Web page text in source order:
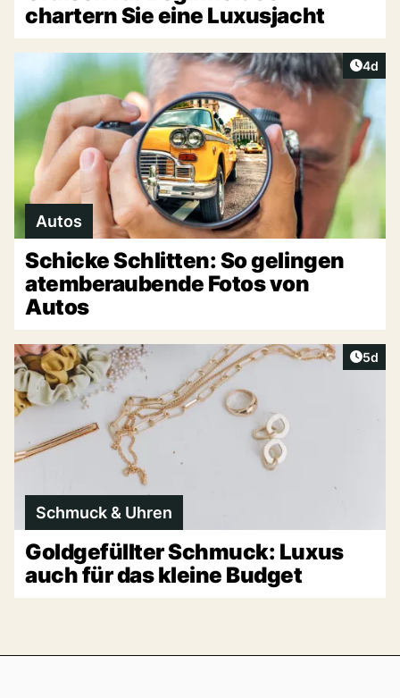
chartern Sie eine Luxusjacht
4d
Autos
Schicke Schlitten: So gelingen
atemberaubende Fotos von
Autos
5d
Schmuck & Uhren
Goldgefüllter Schmuck: Luxus
auch für das kleine Budget